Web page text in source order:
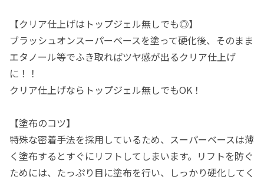
【クリア仕上げはトップジェル無しでも◎】
ブラッシュオンスーパーベースを塗って硬化後、そのまま
エタノール等でふき取ればツヤ感が出るクリア仕上げ
に！！
クリア仕上げならトップジェル無しでもOK！
【塗布のコツ】
特殊な密着手法を採用しているため、スーパーベースは薄
く塗布するとすぐにリフトしてしまいます。リフトを防ぐ
ためには、たっぷり目に塗布を行い、しっかり硬化してく